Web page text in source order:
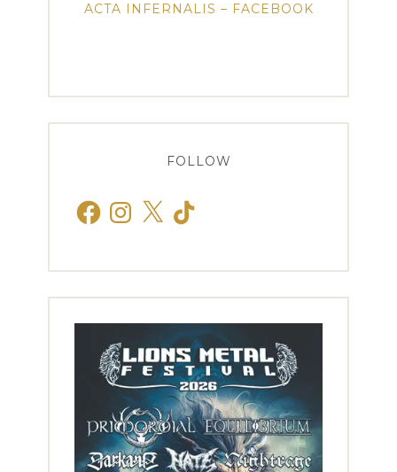
ACTA INFERNALIS – FACEBOOK
FOLLOW
FacebookInstagram
X TikTok